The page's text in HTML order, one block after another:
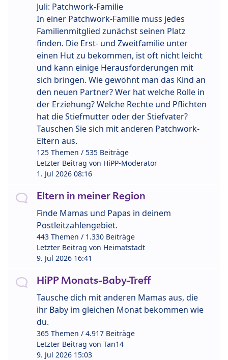
Juli: Patchwork-Familie
In einer Patchwork-Familie muss jedes
Familienmitglied zunächst seinen Platz
finden. Die Erst- und Zweitfamilie unter
einen Hut zu bekommen, ist oft nicht leicht
und kann einige Herausforderungen mit
sich bringen. Wie gewöhnt man das Kind an
den neuen Partner? Wer hat welche Rolle in
der Erziehung? Welche Rechte und Pflichten
hat die Stiefmutter oder der Stiefvater?
Tauschen Sie sich mit anderen Patchwork-
Eltern aus.
125 Themen / 535 Beiträge
Letzter Beitrag von HiPP-Moderator
1. Jul 2026 08:16
Eltern in meiner Region
Finde Mamas und Papas in deinem
Postleitzahlengebiet.
443 Themen / 1.330 Beiträge
Letzter Beitrag von Heimatstadt
9. Jul 2026 16:41
HiPP Monats-Baby-Treff
Tausche dich mit anderen Mamas aus, die
ihr Baby im gleichen Monat bekommen wie
du.
365 Themen / 4.917 Beiträge
Letzter Beitrag von Tan14
9. Jul 2026 15:03